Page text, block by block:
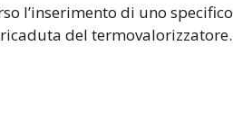
l’inserimento di uno specifico
del termovalorizzatore.